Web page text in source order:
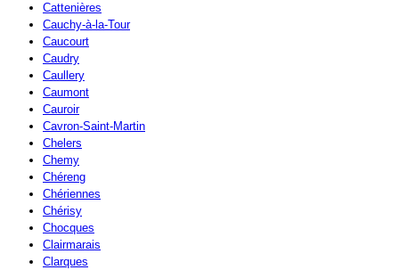
Cattenières
Cauchy-à-la-Tour
Caucourt
Caudry
Caullery
Caumont
Cauroir
Cavron-Saint-Martin
Chelers
Chemy
Chéreng
Chériennes
Chérisy
Chocques
Clairmarais
Clarques